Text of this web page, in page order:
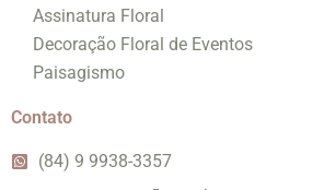
Assinatura Floral
Decoração Floral de Eventos
Paisagismo
Contato
(84) 9 9938-3357